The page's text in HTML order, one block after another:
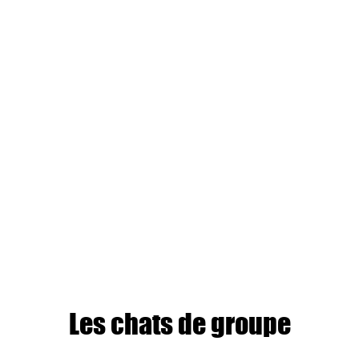
Les chats de groupe